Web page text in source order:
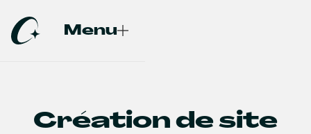
Menu
Création de site